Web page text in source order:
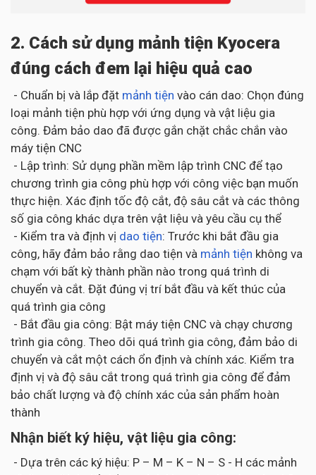
2. Cách sử dụng mảnh tiện Kyocera
đúng cách đem lại hiệu quả cao
- Chuẩn bị và lắp đặt mảnh tiện vào cán dao: Chọn đúng
loại mảnh tiện phù hợp với ứng dụng và vật liệu gia
công. Đảm bảo dao đã được gắn chặt chắc chắn vào
máy tiện CNC
- Lập trình: Sử dụng phần mềm lập trình CNC để tạo
chương trình gia công phù hợp với công việc bạn muốn
thực hiện. Xác định tốc độ cắt, độ sâu cắt và các thông
số gia công khác dựa trên vật liệu và yêu cầu cụ thể
- Kiểm tra và định vị dao tiện: Trước khi bắt đầu gia
công, hãy đảm bảo rằng dao tiện và mảnh tiện không va
chạm với bất kỳ thành phần nào trong quá trình di
chuyển và cắt. Đặt đúng vị trí bắt đầu và kết thúc của
quá trình gia công
- Bắt đầu gia công: Bật máy tiện CNC và chạy chương
trình gia công. Theo dõi quá trình gia công, đảm bảo di
chuyển và cắt một cách ổn định và chính xác. Kiểm tra
định vị và độ sâu cắt trong quá trình gia công để đảm
bảo chất lượng và độ chính xác của sản phẩm hoàn
thành
Nhận biết ký hiệu, vật liệu gia công:
- Dựa trên các ký hiệu: P – M – K – N – S - H các mảnh